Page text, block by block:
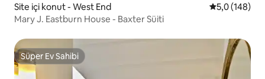
Site içi konut - West End 5 üzerinden
5,0 (148)
Mary J. Eastburn House - Baxter Süiti
Süper Ev Sahibi
Süper Ev Sahibi